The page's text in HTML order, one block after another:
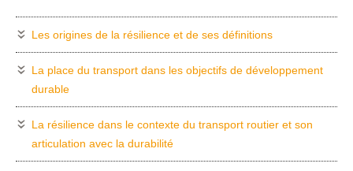
Les origines de la résilience et de ses définitions
La place du transport dans les objectifs de développement
durable
La résilience dans le contexte du transport routier et son
articulation avec la durabilité